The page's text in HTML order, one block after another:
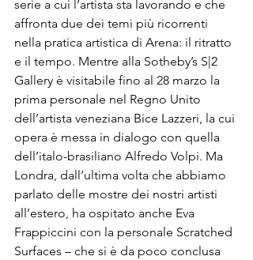
serie a cui l’artista sta lavorando e che
affronta due dei temi più ricorrenti
nella pratica artistica di Arena: il ritratto
e il tempo. Mentre alla Sotheby’s S|2
Gallery è visitabile fino al 28 marzo la
prima personale nel Regno Unito
dell’artista veneziana Bice Lazzeri, la cui
opera è messa in dialogo con quella
dell’italo-brasiliano Alfredo Volpi. Ma
Londra, dall’ultima volta che abbiamo
parlato delle mostre dei nostri artisti
all’estero, ha ospitato anche Eva
Frappiccini con la personale Scratched
Surfaces – che si è da poco conclusa